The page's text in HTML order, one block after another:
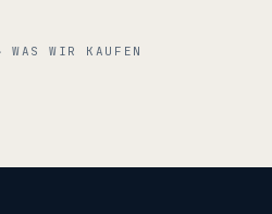
WAS WIR KAUFEN